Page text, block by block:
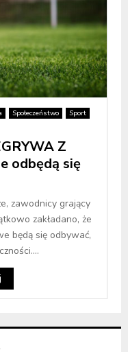
Społeczeństwo
Sport
Z
odbędą się
zawodnicy grający
zakładano, że
będą się odbywać,